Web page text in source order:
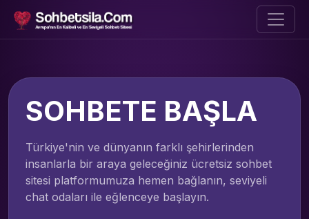
SOHBETE BAŞLA
Türkiye'nin ve dünyanın farklı şehirlerinden
insanlarla bir araya geleceğiniz ücretsiz sohbet
sitesi platformumuza hemen bağlanın, seviyeli
chat odaları ile eğlenceye başlayın.